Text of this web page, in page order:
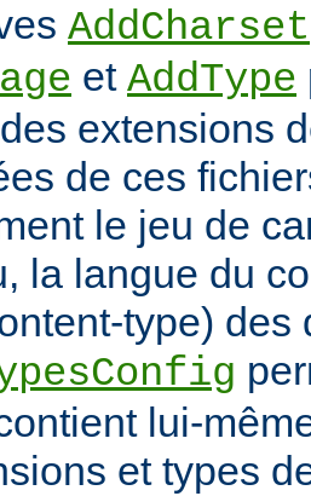
AddCharset
et AddType
extensions
de ces
le jeu de
la langue du
type) des
lui-
et types